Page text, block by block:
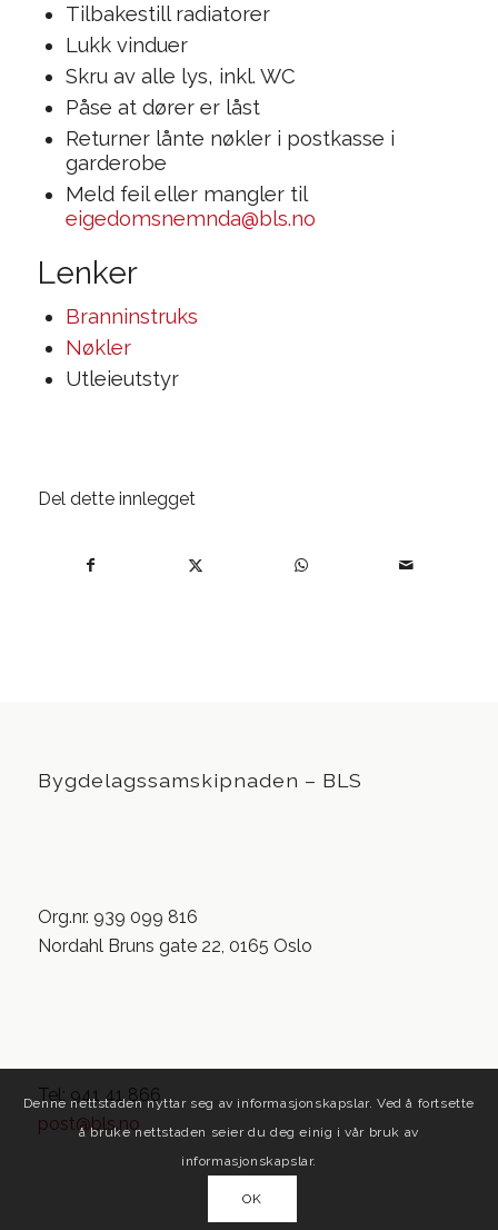
Tilbakestill radiatorer
Lukk vinduer
Skru av alle lys, inkl. WC
Påse at dører er låst
Returner lånte nøkler i postkasse i
garderobe
Meld feil eller mangler til
eigedomsnemnda@bls.no
Lenker
Branninstruks
Nøkler
Utleieutstyr
Del dette innlegget
Bygdelagssamskipnaden – BLS
Org.nr. 939 099 816
Nordahl Bruns gate 22, 0165 Oslo
Tel: 941 41 866
post@bls.no
Denne nettstaden nyttar seg av informasjonskapslar. Ved å fortsette
å bruke nettstaden seier du deg einig i vår bruk av
informasjonskapslar.
OK